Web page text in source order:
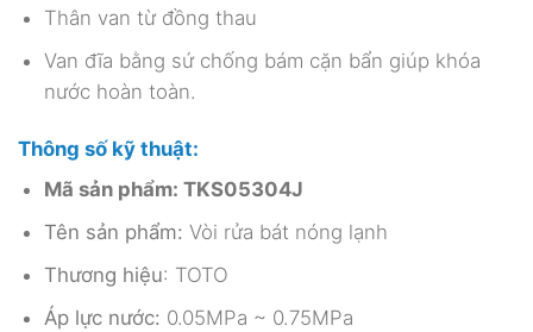
Thân van từ đồng thau
Van đĩa bằng sứ chống bám cặn bẩn giúp khóa
nước hoàn toàn.
Thông số kỹ thuật:
Mã sản phẩm: TKS05304J
Tên sản phẩm: Vòi rửa bát nóng lạnh
Thương hiệu: TOTO
Áp lực nước: 0.05MPa ~ 0.75MPa